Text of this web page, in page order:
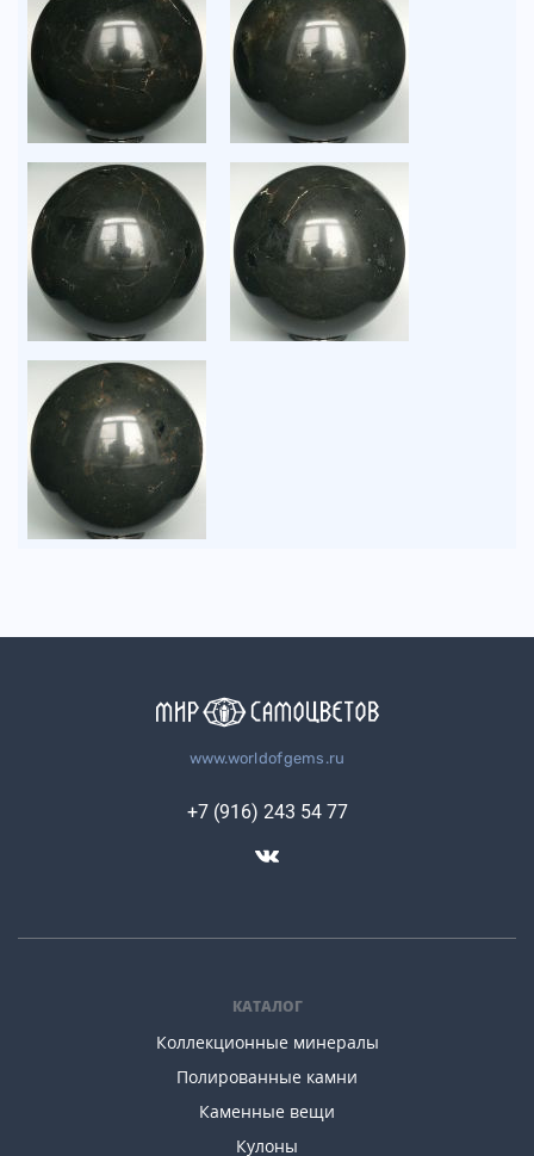
www.worldofgems.ru
КАТАЛОГ
Коллекционные минералы
Полированные камни
Каменные вещи
Кулоны
+7 (916) 243 54 77